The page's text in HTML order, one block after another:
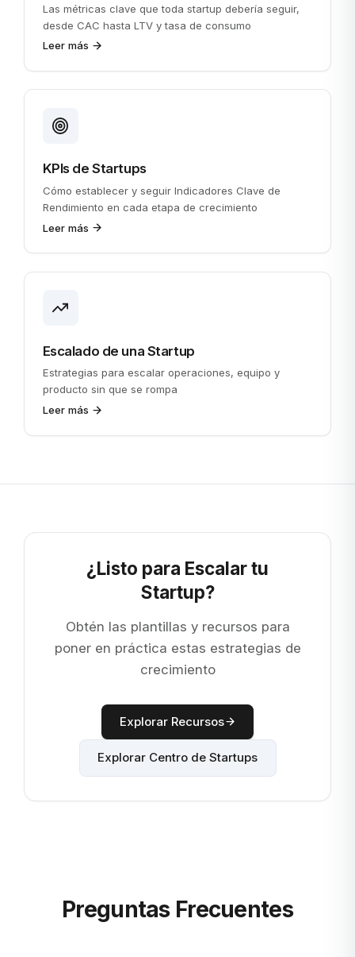
Las métricas clave que toda startup debería seguir,
desde CAC hasta LTV y tasa de consumo
Leer más
KPIs de Startups
Cómo establecer y seguir Indicadores Clave de
Rendimiento en cada etapa de crecimiento
Leer más
Escalado de una Startup
Estrategias para escalar operaciones, equipo y
producto sin que se rompa
Leer más
¿Listo para Escalar tu
Startup?
Obtén las plantillas y recursos para
poner en práctica estas estrategias de
crecimiento
Explorar Recursos
Explorar Centro de Startups
Preguntas Frecuentes